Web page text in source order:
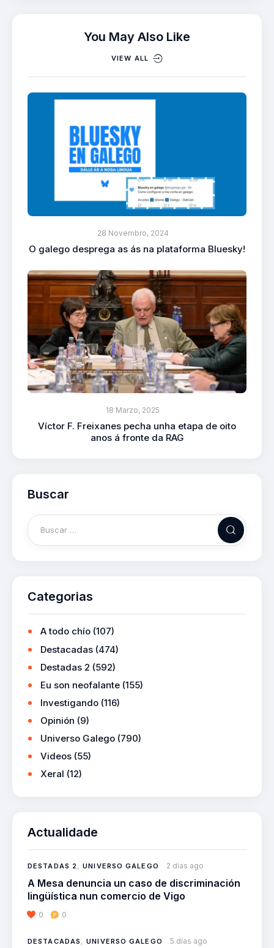
You May Also Like
VIEW ALL
28 Novembro, 2024
O galego desprega as ás na plataforma Bluesky!
18 Marzo, 2025
Víctor F. Freixanes pecha unha etapa de oito
anos á fronte da RAG
Buscar
Categorias
A todo chío (107)
Destacadas (474)
Destadas 2 (592)
Eu son neofalante (155)
Investigando (116)
Opinión (9)
Universo Galego (790)
Videos (55)
Xeral (12)
Actualidade
DESTADAS 2,UNIVERSO GALEGO 2 días ago
A Mesa denuncia un caso de discriminación
lingüística nun comercio de Vigo
0 0
DESTACADAS ,UNIVERSO GALEGO 5 días ago